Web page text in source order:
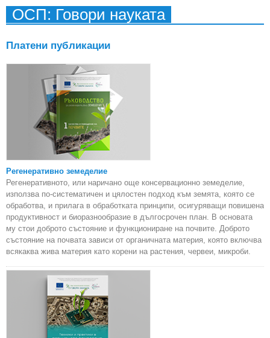
ОСП: Говори науката
Платени публикации
Регенеративно земеделие
Регенеративното, или наричано още консервационно земеделие,
използва по-систематичен и цялостен подход към земята, която се
обработва, и прилага в обработката принципи, осигуряващи повишена
продуктивност и биоразнообразие в дългосрочен план. В основата
му стои доброто състояние и функциониране на почвите. Доброто
състояние на почвата зависи от органичната материя, която включва
всякаква жива материя като корени на растения, червеи, микроби.